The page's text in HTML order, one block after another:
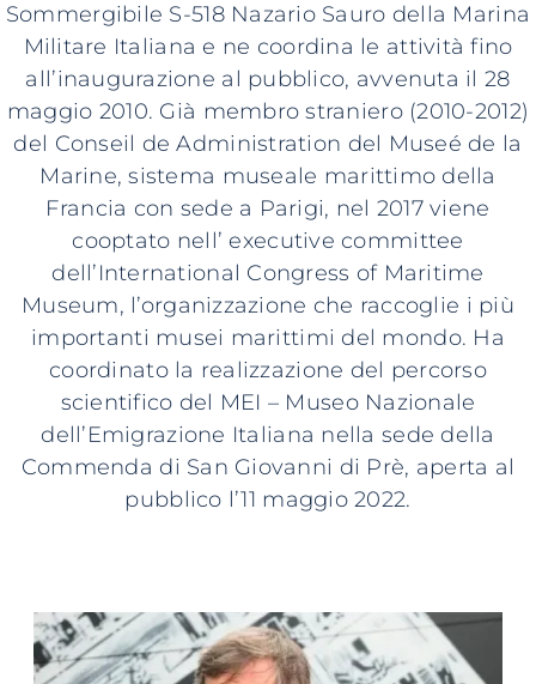
Sommergibile S-518 Nazario Sauro della Marina
Militare Italiana e ne coordina le attività fino
all’inaugurazione al pubblico, avvenuta il 28
maggio 2010. Già membro straniero (2010-2012)
del Conseil de Administration del Museé de la
Marine, sistema museale marittimo della
Francia con sede a Parigi, nel 2017 viene
cooptato nell’ executive committee
dell’International Congress of Maritime
Museum, l’organizzazione che raccoglie i più
importanti musei marittimi del mondo. Ha
coordinato la realizzazione del percorso
scientifico del MEI – Museo Nazionale
dell’Emigrazione Italiana nella sede della
Commenda di San Giovanni di Prè, aperta al
pubblico l’11 maggio 2022.